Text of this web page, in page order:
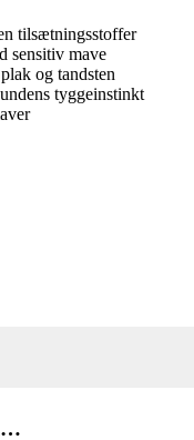
tilsætningsstoffer
sensitiv mave
og tandsten
tyggeinstinkt